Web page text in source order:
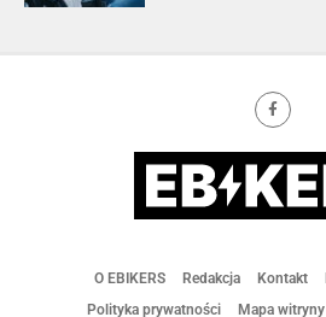
O EBIKERS Redakcja Kontakt
Polityka prywatności
Mapa witryny